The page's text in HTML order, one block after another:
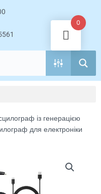
із генерацією
для електроніки
0